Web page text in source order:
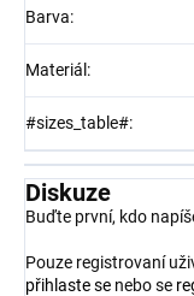
Barva:
Materiál :
#sizes_table#:
Diskuze
Buďte první, kdo
Pouze registrovaní
přihlaste se nebo se